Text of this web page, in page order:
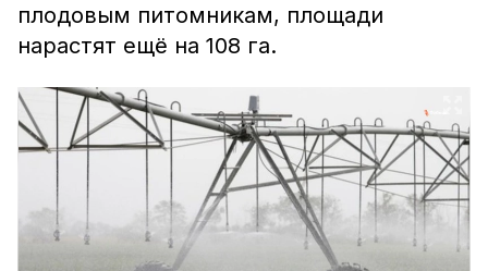
плодовым питомникам, площади
нарастят ещё на 108 га.